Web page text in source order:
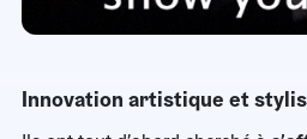
Innovation artistique et